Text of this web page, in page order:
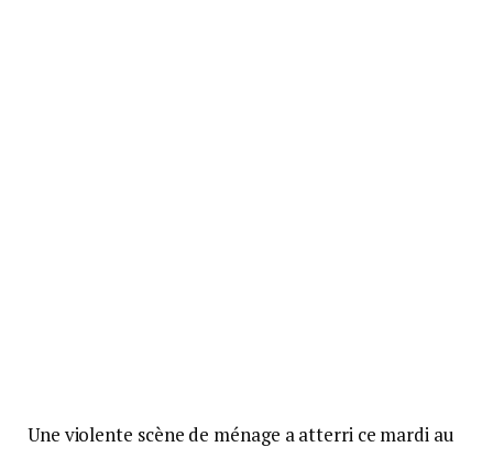
Une violente scène de ménage a atterri ce mardi au